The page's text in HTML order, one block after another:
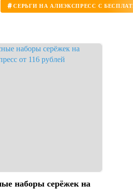
#
наборы серёжек на